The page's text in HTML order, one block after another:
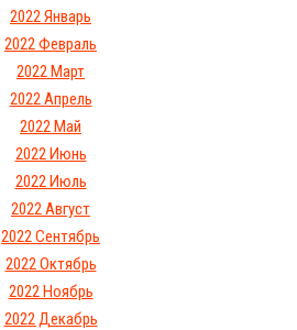
2022 Январь
2022 Февраль
2022 Март
2022 Апрель
2022 Май
2022 Июнь
2022 Июль
2022 Август
2022 Сентябрь
2022 Октябрь
2022 Ноябрь
2022 Декабрь